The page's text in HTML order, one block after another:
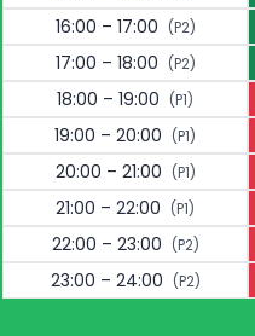
16:00 – 17:00 (P2)
17:00 – 18:00 (P2)
18:00 – 19:00 (P1)
19:00 – 20:00 (P1)
20:00 – 21:00 (P1)
21:00 – 22:00 (P1)
22:00 – 23:00 (P2)
23:00 – 24:00 (P2)